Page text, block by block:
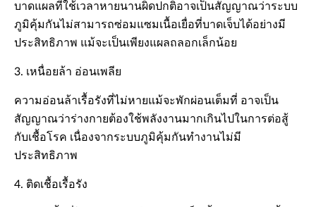
บาดแผลที่ใช้เวลาหายนานผิดปกติอาจเป็นสัญญาณว่าระบบ
ภูมิคุ้มกันไม่สามารถซ่อมแซมเนื้อเยื่อที่บาดเจ็บได้อย่างมี
ประสิทธิภาพ แม้จะเป็นเพียงแผลถลอกเล็กน้อย
3. เหนื่อยล้า อ่อนเพลีย
ความอ่อนล้าเรื้อรังที่ไม่หายแม้จะพักผ่อนเต็มที่ อาจเป็น
สัญญาณว่าร่างกายต้องใช้พลังงานมากเกินไปในการต่อสู้
กับเชื้อโรค เนื่องจากระบบภูมิคุ้มกันทำงานไม่มี
ประสิทธิภาพ
4. ติดเชื้อเรื้อรัง